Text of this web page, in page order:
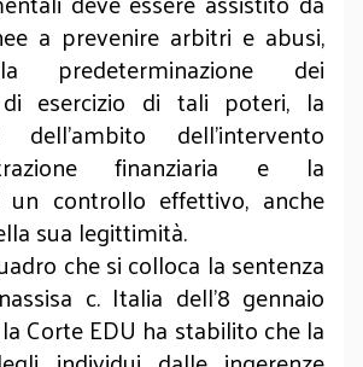
a prevenire arbitri e abusi,
predeterminazione dei
esercizio di tali poteri, la
dell'ambito dell'intervento
finanziaria e la
controllo effettivo, anche
sua legittimità.
che si colloca la sentenza
c. Italia dell'8 gennaio
Corte EDU ha stabilito che la